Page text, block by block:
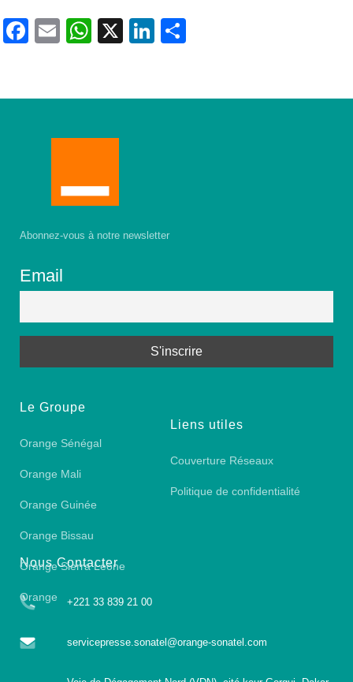
Facebook
EmailWhatsApp
X LinkedIn
Abonnez-vous à notre newsletter
Email
Le Groupe
Orange Sénégal
Orange Mali
Orange Guinée
Orange Bissau
Orange Sierra Leone
Orange
Liens utiles
Couverture Réseaux
Politique de confidentialité
Nous Contacter
+221 33 839 21 00
servicepresse.sonatel@orange-sonatel.com